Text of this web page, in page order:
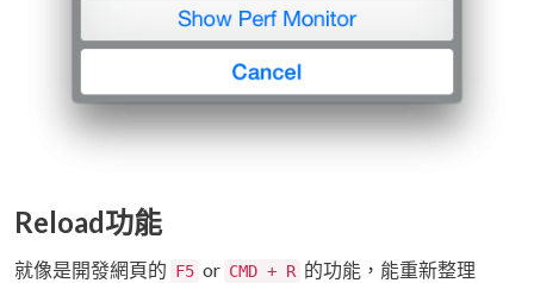
Reload功能
就像是開發網頁的 F5 or CMD + R 的功能，能重新整理